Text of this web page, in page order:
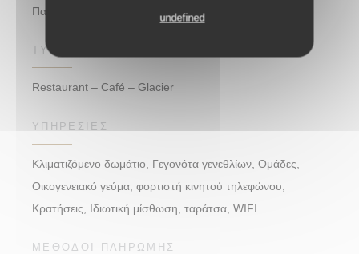
undefined
Παραδοσιακή κουζίνα, γαλλική γλώσσα
ΤΎΠΟΣ ΕΠΙΧΕΊΡΗΣΗΣ
Restaurant – Café – Glacier
ΥΠΗΡΕΣΊΕΣ
Κλιματιζόμενο δωμάτιο, Γεγονότα γενεθλίων, Ομάδες,
Οικογενειακό γεύμα, φορτιστή κινητού τηλεφώνου,
Κρατήσεις, Ιδιωτική μίσθωση, ταράτσα, WIFI
ΜΈΘΟΔΟΙ ΠΛΗΡΩΜΉΣ